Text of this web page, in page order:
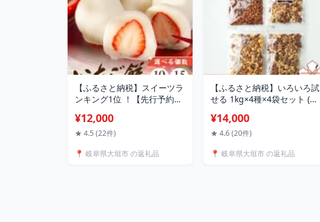
【ふるさと納税】スイーツラ
ンキング1位 ！【先行予約受
≪選べる容量≫ 10個入 15個
入 苺大福 苺 いちご イチゴ大
限定 デザート 白あん あんこ
¥12,000
★ 4.5 (22件)
📍 岐阜県大垣市 の返礼品
【ふるさと納税】いろいろ試
せる 1kg×4種×4袋セット (素
ミックスナッツ4種 250g ス
モークミックスナッツ5種
種 250g) ロースト ナッツ お
¥14,000
★ 4.6 (20件)
📍 岐阜県大垣市 の返礼品